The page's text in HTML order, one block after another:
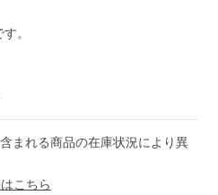
。
まれる商品の在庫状況により異
こちら